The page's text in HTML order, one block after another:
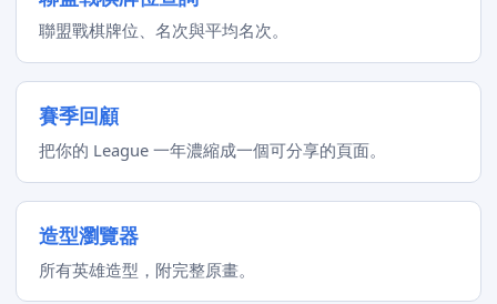
聯盟戰棋牌位、名次與平均名次。
賽季回顧
把你的 League 一年濃縮成一個可分享的頁面。
造型瀏覽器
所有英雄造型，附完整原畫。